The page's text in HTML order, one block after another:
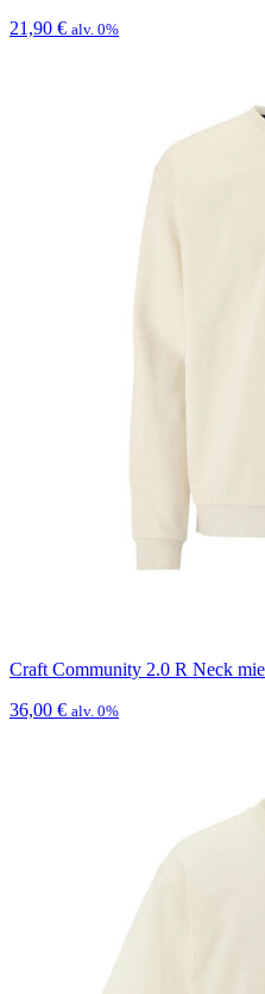
21,90 € alv. 0%
Craft Community 2.0 R Neck
36,00 € alv. 0%